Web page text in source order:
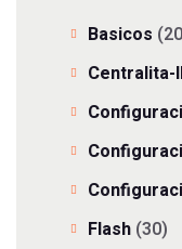
Basicos
Centralita-
Flash (30)